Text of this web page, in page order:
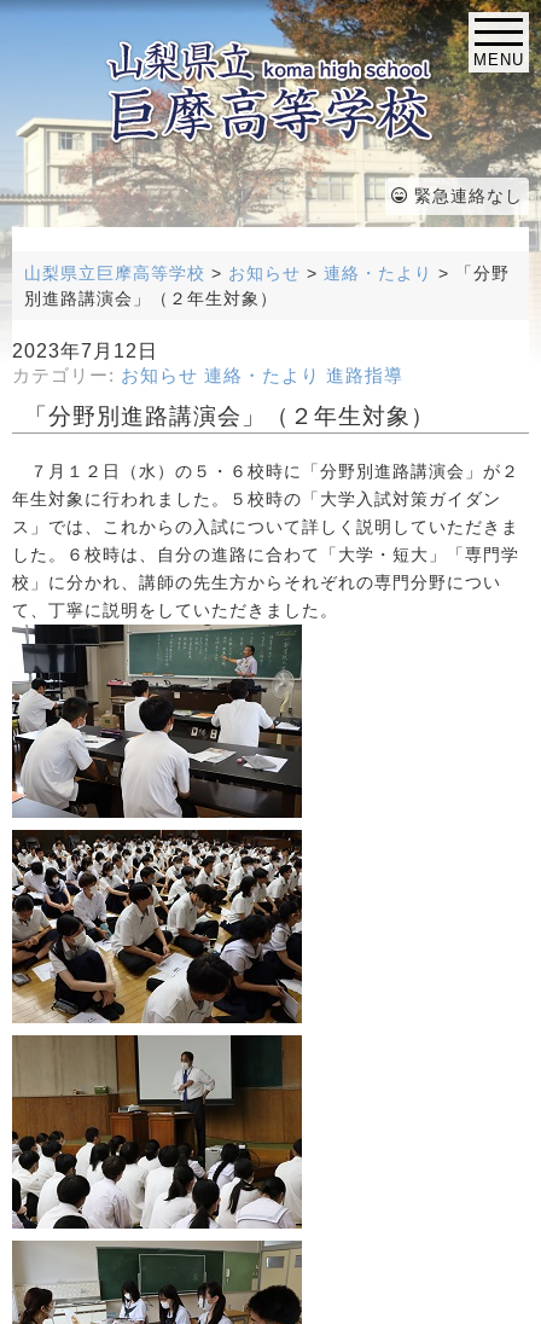
MENU
緊急連絡なし
山梨県立巨摩高等学校 > お知らせ > 連絡・たより >
「分野
別進路講演会」（２年生対象）
2023年7月12日
カテゴリー: お知らせ 連絡・たより 進路指導
「分野別進路講演会」（２年生対象）
７月１２日（水）の５・６校時に「分野別進路講演会」が２
年生対象に行われました。５校時の「大学入試対策ガイダン
ス」では、これからの入試について詳しく説明していただきま
した。６校時は、自分の進路に合わて「大学・短大」「専門学
校」に分かれ、講師の先生方からそれぞれの専門分野につい
て、丁寧に説明をしていただきました。